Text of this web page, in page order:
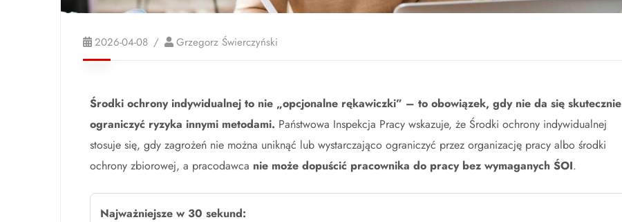
2026-04-08 Grzegorz Świerczyński
Środki ochrony indywidualnej to nie „opcjonalne rękawiczki” – to obowiązek, gdy nie da się skutecznie
ograniczyć ryzyka innymi metodami. Państwowa Inspekcja Pracy wskazuje, że Środki ochrony indywidualnej
stosuje się, gdy zagrożeń nie można uniknąć lub wystarczająco ograniczyć przez organizację pracy albo środki
ochrony zbiorowej, a pracodawca nie może dopuścić pracownika do pracy bez wymaganych ŚOI.
Najważniejsze w 30 sekund: